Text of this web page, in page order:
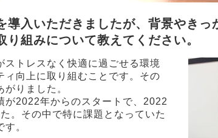
入いただきましたが、背景やきっ
組みについて教えてください。
トレスなく快適に過ごせる環境
ィ向上に取り組むことです。その
りました。
が2022年からのスタートで、2022
。その中で特に課題となっていた
す。